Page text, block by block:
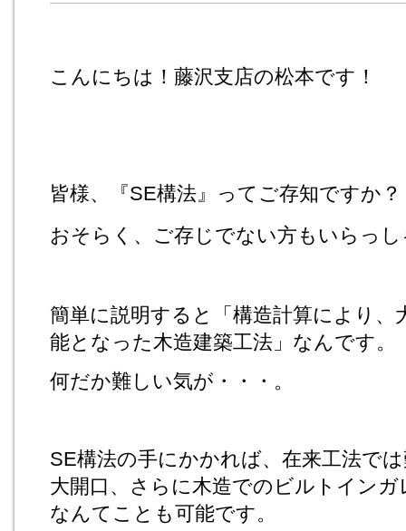
こんにちは！藤沢支店の松本です！
皆様、『SE構法』ってご存知ですか？
おそらく、ご存じでない方もいらっ
簡単に説明すると「構造計算により、
能となった木造建築工法」なんです。
何だか難しい気が・・・。
SE構法の手にかかれば、在来工法で
大開口、さらに木造でのビルトインガ
なんてことも可能です。